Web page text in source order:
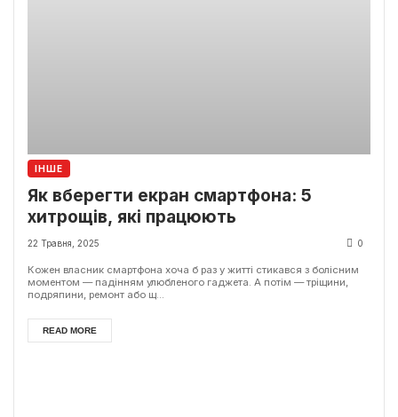
ІНШЕ
Як вберегти екран смартфона: 5
хитрощів, які працюють
22 Травня, 2025 0
Кожен власник смартфона хоча б раз у житті стикався з болісним
моментом — падінням улюбленого гаджета. А потім — тріщини,
подряпини, ремонт або щ...
READ MORE